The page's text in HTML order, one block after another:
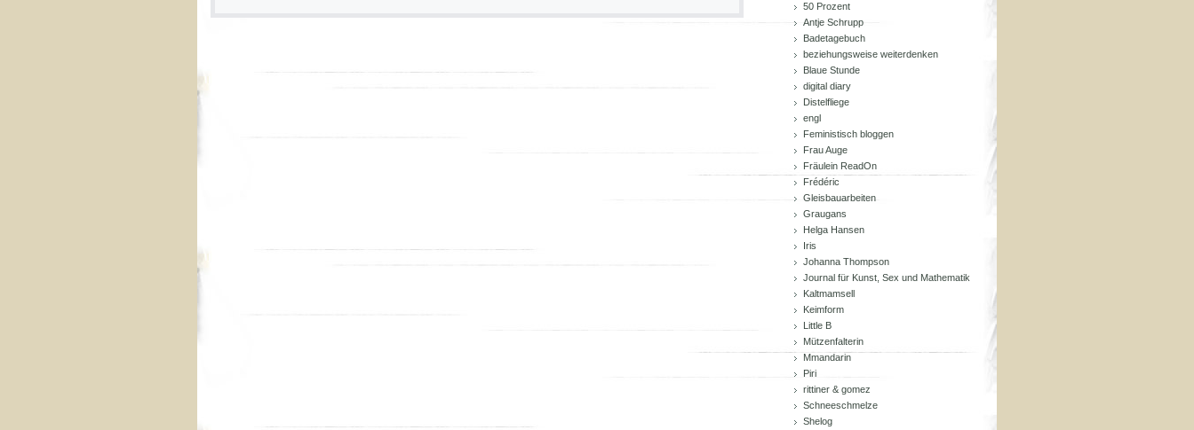
50 Prozent
Antje Schrupp
Badetagebuch
beziehungsweise weiterdenken
Blaue Stunde
digital diary
Distelfliege
engl
Feministisch bloggen
Frau Auge
Fräulein ReadOn
Frédéric
Gleisbauarbeiten
Graugans
Helga Hansen
Iris
Johanna Thompson
Journal für Kunst, Sex und Mathematik
Kaltmamsell
Keimform
Little B
Mützenfalterin
Mmandarin
Piri
rittiner & gomez
Schneeschmelze
Shelog